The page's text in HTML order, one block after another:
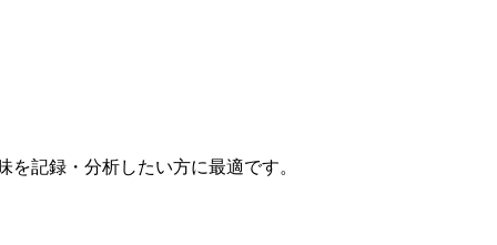
記録・分析したい方に最適です。